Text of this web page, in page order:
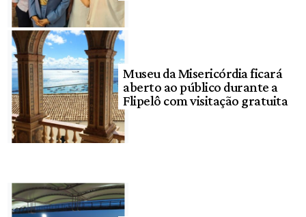
Museu da Misericórdia ficará
aberto ao público durante a
Flipelô com visitação gratuita